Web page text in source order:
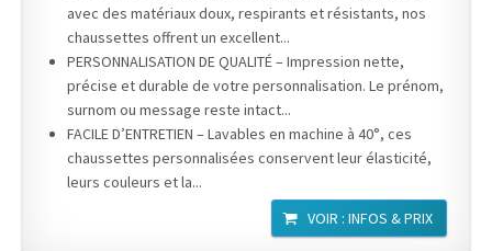
avec des matériaux doux, respirants et résistants, nos
chaussettes offrent un excellent...
PERSONNALISATION DE QUALITÉ – Impression nette,
précise et durable de votre personnalisation. Le prénom,
surnom ou message reste intact...
FACILE D’ENTRETIEN – Lavables en machine à 40°, ces
chaussettes personnalisées conservent leur élasticité,
leurs couleurs et la...
VOIR : INFOS & PRIX